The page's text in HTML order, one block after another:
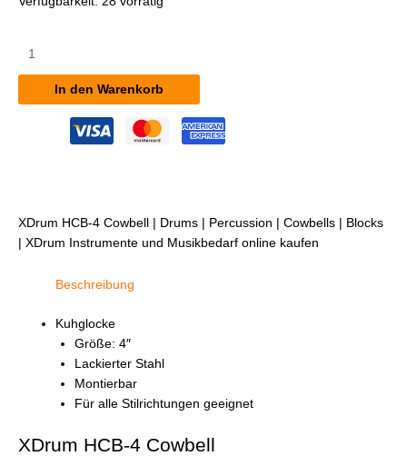
HCB-
Cowbell
In den Warenkorb
XDrum HCB-4 Cowbell | Drums | Percussion | Cowbells | Blocks
| XDrum Instrumente und Musikbedarf online kaufen
Beschreibung
Kuhglocke
Größe: 4″
Lackierter Stahl
Montierbar
Für alle Stilrichtungen geeignet
XDrum HCB-4 Cowbell